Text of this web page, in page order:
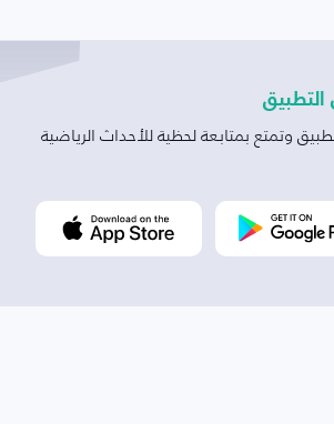
التطبيق
وتمتع بمتابعة لحظية للأحداث الرياضية